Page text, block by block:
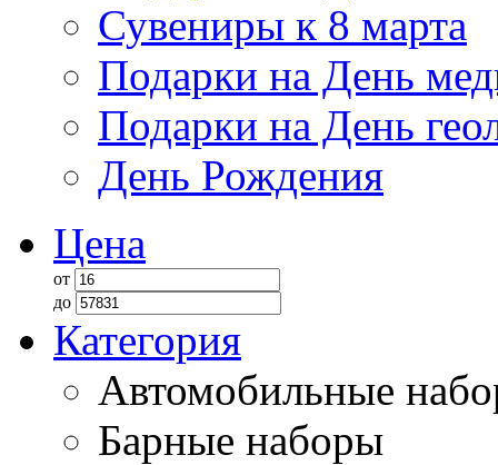
Сувениры к 8 марта
Подарки на День
Подарки на День
День Рождения
Цена
от
до
Категория
Автомобильные
Барные наборы